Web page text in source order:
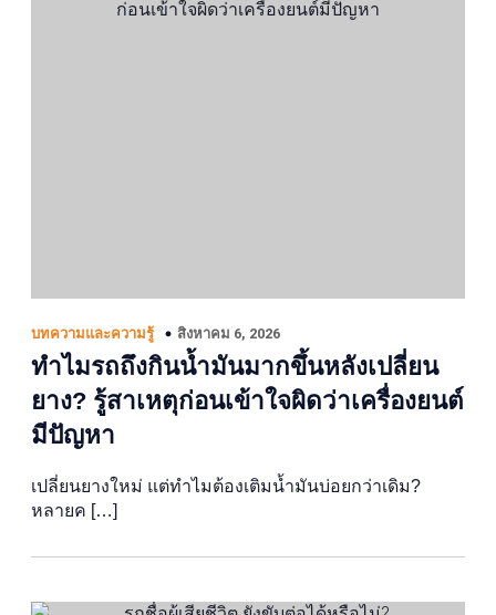
บทความและความรู้ สิงหาคม 6, 2026
ทำไมรถถึงกินน้ำมันมากขึ้นหลังเปลี่ยน
ยาง? รู้สาเหตุก่อนเข้าใจผิดว่าเครื่องยนต์
มีปัญหา
เปลี่ยนยางใหม่ แต่ทำไมต้องเติมน้ำมันบ่อยกว่าเดิม?
หลายค […]